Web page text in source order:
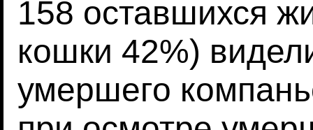
158 оставшихся
кошки 42%)
умершего